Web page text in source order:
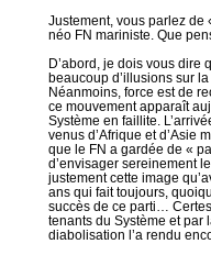
Justement, vous parlez
néo FN mariniste. Que
D’abord, je dois vous dire
beaucoup d’illusions sur
Néanmoins, force est de
ce mouvement apparaît
Système en faillite.
venus d’Afrique et d’Asie
que le FN a gardée de «
d’envisager sereinement
justement cette image
ans qui fait toujours,
succès de ce parti…
tenants du Système et par
diabolisation l’a rendu